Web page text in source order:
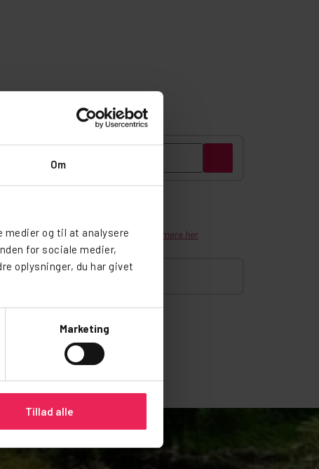
Om
og til at analysere
for sociale medier,
oplysninger, du har givet
Marketing
Tillad alle
Minimumspris: 50 kr. Læs mere her